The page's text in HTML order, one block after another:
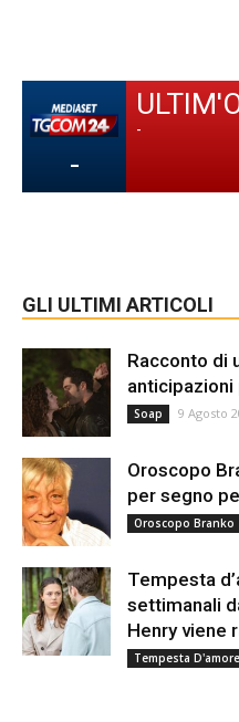
-
-
GLI ULTIMI ARTICOLI
Racconto di
Soap 9 Agosto
Oroscopo
per segno
Oroscopo Branko
Tempesta
settimanali
Henry viene
Tempesta D'amore